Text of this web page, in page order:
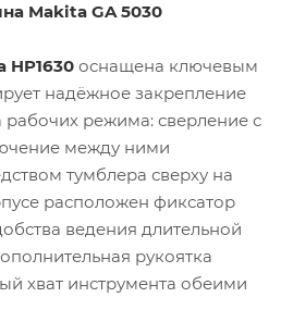
Makita GA 5030
HP1630 оснащена ключевым
надёжное закрепление
рабочих режима: сверление с
между ними
тумблера сверху на
расположен фиксатор
ведения длительной
рукоятка
хват инструмента обеими